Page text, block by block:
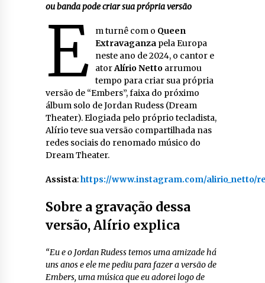
ou banda pode criar sua própria versão
E m turnê com o Queen
Extravaganza pela Europa
neste ano de 2024, o cantor e
atorAlírio Netto arrumou
tempo para criar sua própria
versão de “Embers”, faixa do próximo
álbum solo de Jordan Rudess (Dream
Theater). Elogiada pelo próprio tecladista,
Alírio teve sua versão compartilhada nas
redes sociais do renomado músico do
Dream Theater.
Assista:https://www.instagram.com/alirio_netto/
Sobre a gravação dessa
versão, Alírio explica
“Eu e o Jordan Rudess temos uma amizade há
uns anos e ele me pediu para fazer a versão de
Embers, uma música que eu adorei logo de